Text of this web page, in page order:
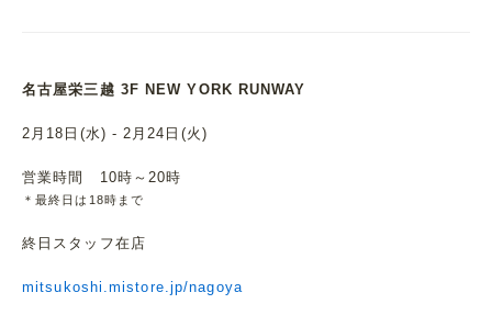
名古屋栄三越 3F NEW YORK RUNWAY
2月18日(水) - 2月24日(火)
営業時間 10時～20時
＊最終日は18時まで
終日スタッフ在店
mitsukoshi.mistore.jp/nagoya